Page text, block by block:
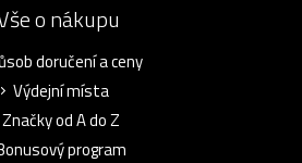
o nákupu
doručení a ceny
Výdejní místa
Značky od A do Z
program